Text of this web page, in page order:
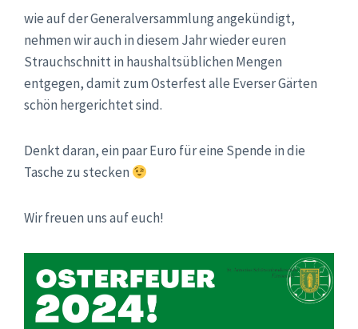
wie auf der Generalversammlung angekündigt,
nehmen wir auch in diesem Jahr wieder euren
Strauchschnitt in haushaltsüblichen Mengen
entgegen, damit zum Osterfest alle Everser Gärten
schön hergerichtet sind.
Denkt daran, ein paar Euro für eine Spende in die
Tasche zu stecken
Wir freuen uns auf euch!